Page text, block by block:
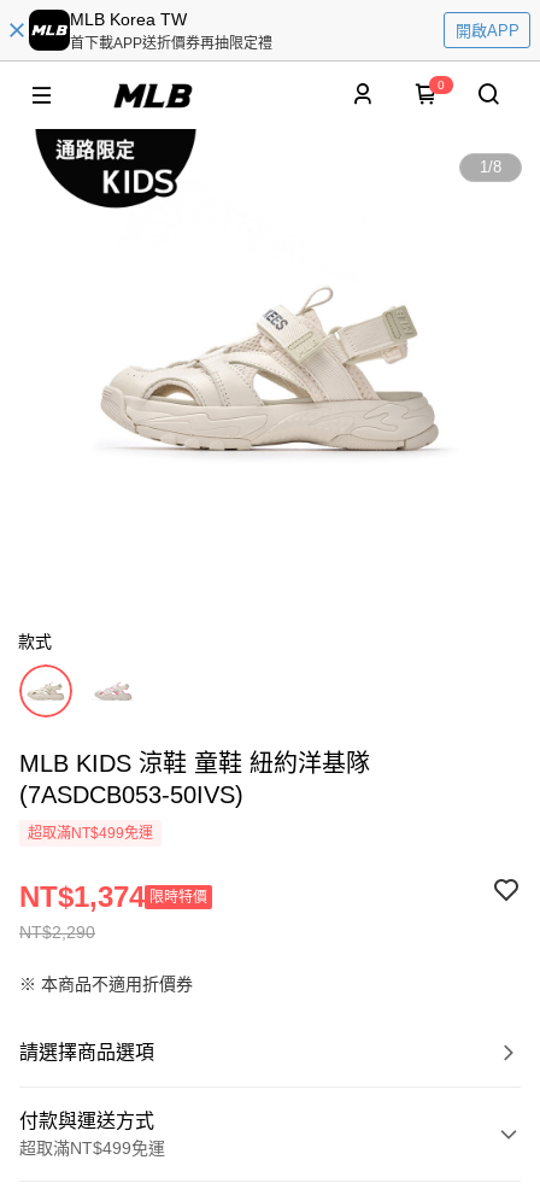
MLB Korea TW
首下載APP送折價券再抽限定禮
開啟APP
0
1/8
款式
MLB KIDS 涼鞋 童鞋 紐約洋基隊
(7ASDCB053-50IVS)
超取滿NT$499免運
NT$2,290
NT$1,374 限時特價
※ 本商品不適用折價券
請選擇商品選項
付款與運送方式
超取滿NT$499免運